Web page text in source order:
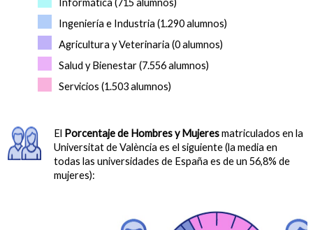
Informática (715 alumnos)
Ingeniería e Industria (1.290 alumnos)
Agricultura y Veterinaria (0 alumnos)
Salud y Bienestar (7.556 alumnos)
Servicios (1.503 alumnos)
El Porcentaje de Hombres y Mujeresmatriculados en la
Universitat de València es el siguiente (la media en
todas las universidades de España es de un 56,8% de
mujeres):